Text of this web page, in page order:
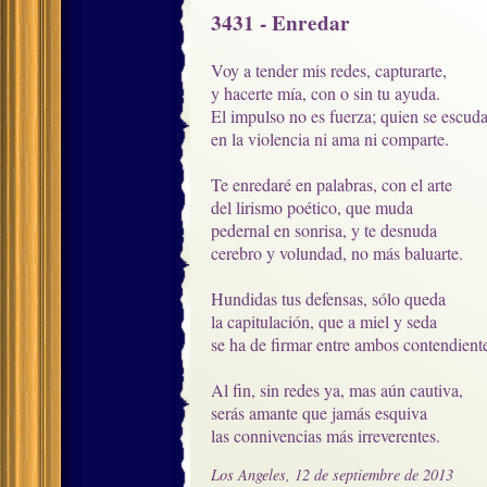
3431 - Enredar
Voy a tender mis redes, capturarte,
y hacerte mía, con o sin tu ayuda.
El impulso no es fuerza; quien se escuda
en la violencia ni ama ni comparte.
Te enredaré en palabras, con el arte
del lirismo poético, que muda
pedernal en sonrisa, y te desnuda
cerebro y volundad, no más baluarte.
Hundidas tus defensas, sólo queda
la capitulación, que a miel y seda
se ha de firmar entre ambos
Al fin, sin redes ya, mas aún cautiva,
serás amante que jamás esquiva
las connivencias más irreverentes.
Los Angeles, 12 de septiembre de 2013